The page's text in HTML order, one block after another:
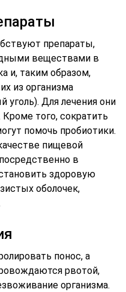
препараты,
веществами в
и, таким образом,
из организма
уголь). Для лечения они
того, сократить
помочь пробиотики.
пищевой
в
здоровую
оболочек,
понос, а
рвотой,
организма.